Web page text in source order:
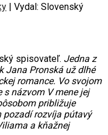
| Vydal: Slovenský
spisovateľ. Jedna z
Jana Pronská už dlhé
romance. Vo svojom
názvom V mene jej
približuje
pozadí rozvíja pútavý
a kňažnej